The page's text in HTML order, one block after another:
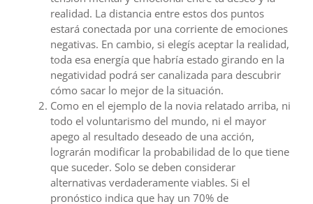
realidad. La distancia entre estos dos puntos
estará conectada por una corriente de emociones
negativas. En cambio, si elegís aceptar la realidad,
toda esa energía que habría estado girando en la
negatividad podrá ser canalizada para descubrir
cómo sacar lo mejor de la situación.
Como en el ejemplo de la novia relatado arriba, ni
todo el voluntarismo del mundo, ni el mayor
apego al resultado deseado de una acción,
lograrán modificar la probabilidad de lo que tiene
que suceder. Solo se deben considerar
alternativas verdaderamente viables. Si el
pronóstico indica que hay un 70% de